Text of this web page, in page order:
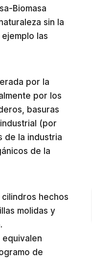
Biomasa
sin la
las
por la
por los
basuras
(por
de la industria
de la
hechos
molidas y
equivalen
de